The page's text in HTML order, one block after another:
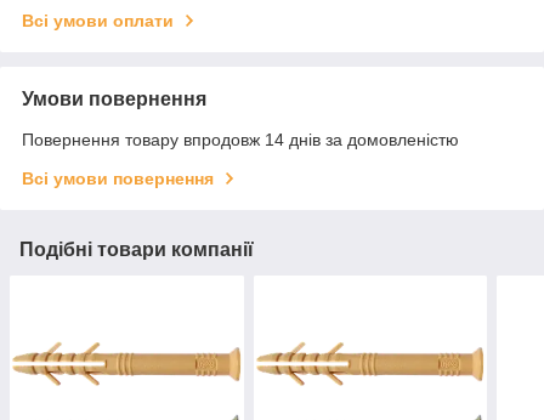
Всі умови оплати
Умови повернення
Повернення товару впродовж 14 днів за домовленістю
Всі умови повернення
Подібні товари компанії